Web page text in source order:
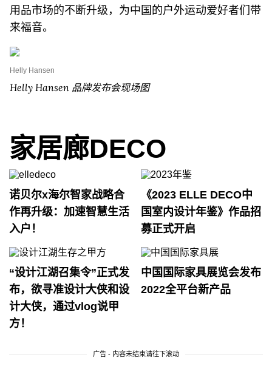
用品市场的不断升级，为中国的户外运动爱好者们带
来福音。
Helly Hansen
Helly Hansen 品牌发布会现场图
家居廊DECO
诺贝尔x海尔智家战略合
作再升级：加速智慧生活
入户！
《2023 ELLE DECO中
国室内设计年鉴》作品招
募正式开启
“设计江湖召集令”正式发
布，欲寻准设计大侠和设
计大侠，通过vlog说甲
方！
中国国际家具展览会发布
2022全平台新产品
广告 - 内容未结束请往下滚动